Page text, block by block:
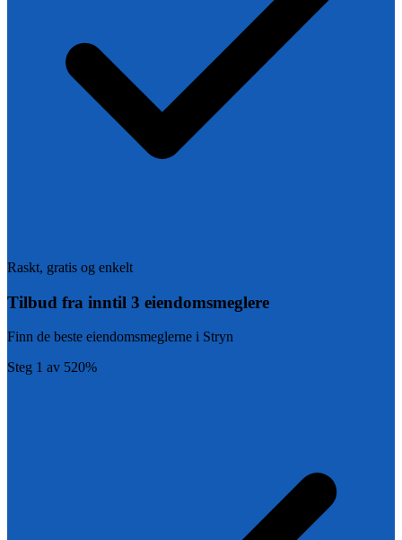
Raskt, gratis og enkelt
Tilbud fra inntil 3 eiendomsmeglere
Finn de beste eiendomsmeglerne i Stryn
Steg 1 av 520%